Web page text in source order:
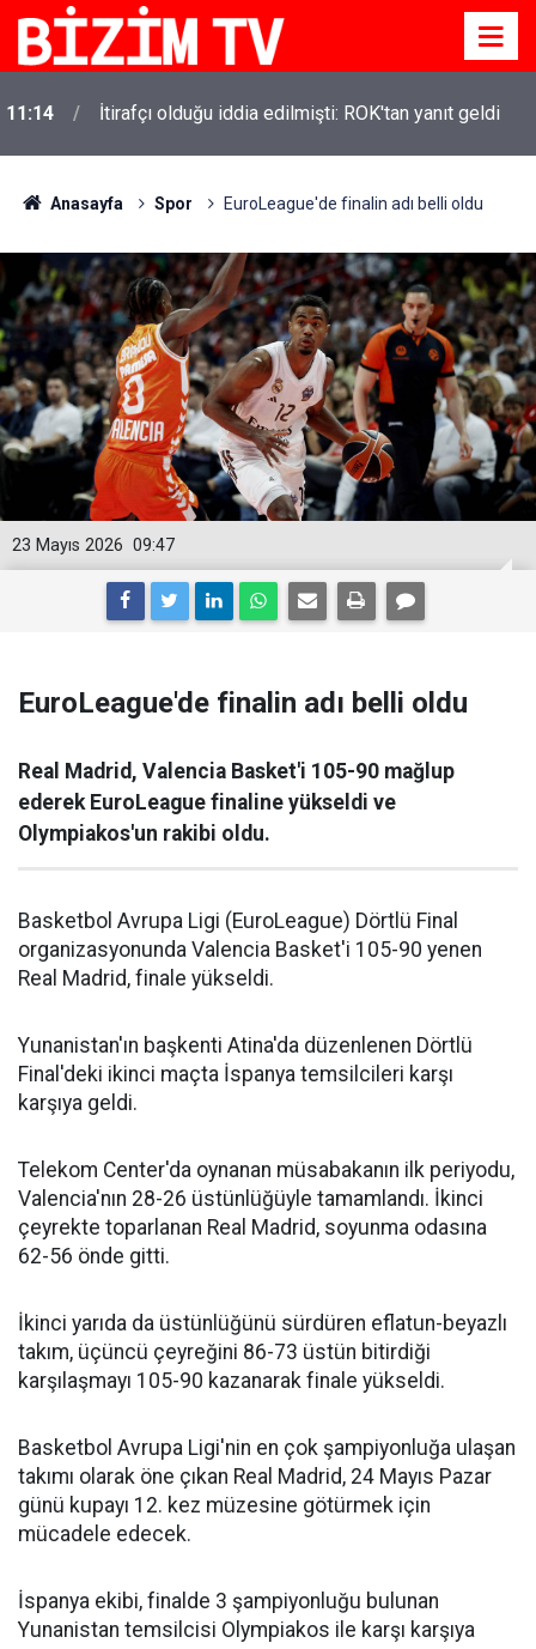
11:14 İtirafçı olduğu iddia edilmişti: ROK'tan yanıt geldi
Anasayfa Spor EuroLeague'de finalin adı belli oldu
09:47
23 Mayıs 2026
EuroLeague'de finalin adı belli oldu
Real Madrid, Valencia Basket'i 105-90 mağlup
ederek EuroLeague finaline yükseldi ve
Olympiakos'un rakibi oldu.
Basketbol Avrupa Ligi (EuroLeague) Dörtlü Final
organizasyonunda Valencia Basket'i 105-90 yenen
Real Madrid, finale yükseldi.
Yunanistan'ın başkenti Atina'da düzenlenen Dörtlü
Final'deki ikinci maçta İspanya temsilcileri karşı
karşıya geldi.
Telekom Center'da oynanan müsabakanın ilk periyodu,
Valencia'nın 28-26 üstünlüğüyle tamamlandı. İkinci
çeyrekte toparlanan Real Madrid, soyunma odasına
62-56 önde gitti.
İkinci yarıda da üstünlüğünü sürdüren eflatun-beyazlı
takım, üçüncü çeyreğini 86-73 üstün bitirdiği
karşılaşmayı 105-90 kazanarak finale yükseldi.
Basketbol Avrupa Ligi'nin en çok şampiyonluğa ulaşan
takımı olarak öne çıkan Real Madrid, 24 Mayıs Pazar
günü kupayı 12. kez müzesine götürmek için
mücadele edecek.
İspanya ekibi, finalde 3 şampiyonluğu bulunan
Yunanistan temsilcisi Olympiakos ile karşı karşıya